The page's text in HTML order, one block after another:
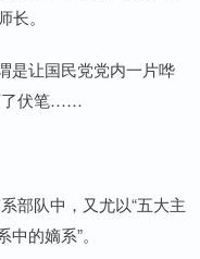
。
是让国民党党内一片哗
了伏笔……
部队中，又尤以“五大主
的嫡系”。